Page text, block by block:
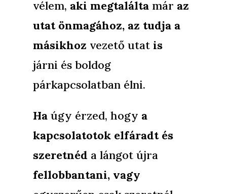
vélem, aki megtaláltamár az
utat önmagához, az tudja a
másikhoz vezető utat is
járni és boldog
párkapcsolatban élni.
Haúgy érzed, hogy a
kapcsolatotok elfáradt és
szeretnéd a lángot újra
fellobbantani, vagy